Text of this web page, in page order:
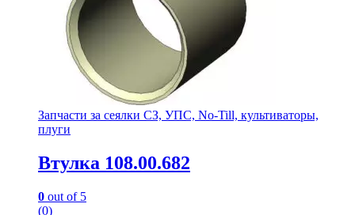
Запчасти за сеялки СЗ, УПС, No-Till, культиваторы,
плуги
Втулка 108.00.682
0 out of 5
(0)